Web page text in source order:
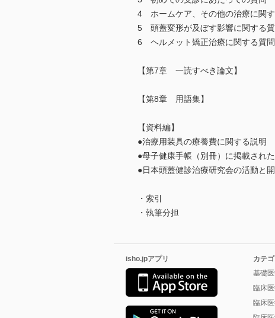
4 ホームケア、その他の治療に関す
5 頭蓋変形が及ぼす影響に関する
6 ヘルメット矯正治療に関する質問
【第7章 一読すべき論文】
【第8章 用語集】
【資料編】
●治療用装具の療養費に関する説明
●母子健康手帳（別冊）に掲載され
●日本頭蓋健診治療研究会の活動と
・索引
・執筆分担
isho.jpアプリ
カテ
基礎
臨床
臨床